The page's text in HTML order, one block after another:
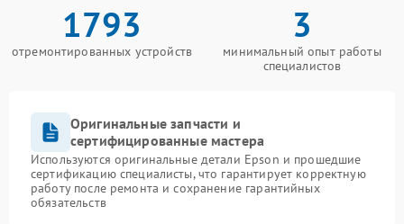
1793
отремонтированных устройств
3
минимальный опыт работы
специалистов
Оригинальные запчасти и
сертифицированные мастера
Используются оригинальные детали Epson и прошедшие
сертификацию специалисты, что гарантирует корректную
работу после ремонта и сохранение гарантийных
обязательств